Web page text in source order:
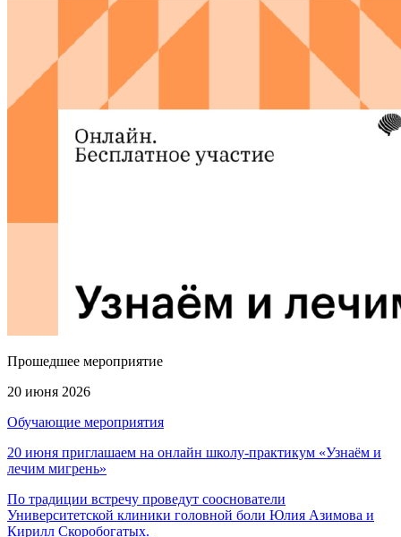
Прошедшее мероприятие
20 июня 2026
Обучающие мероприятия
20 июня приглашаем на онлайн школу-практикум «Узнаём и
лечим мигрень»
По традиции встречу проведут сооснователи
Университетской клиники головной боли Юлия Азимова и
Кирилл Скоробогатых.